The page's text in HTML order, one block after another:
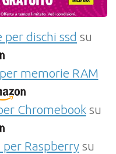
dischi ssd su
memorie RAM
Chromebooksu
Raspberrysu